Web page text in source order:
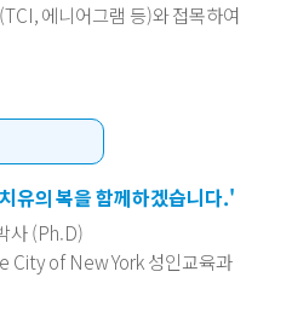
에니어그램 등)와 접목하여
유의 복을 함께하겠습니다.'
사 (Ph.D)
of New York 성인교육과